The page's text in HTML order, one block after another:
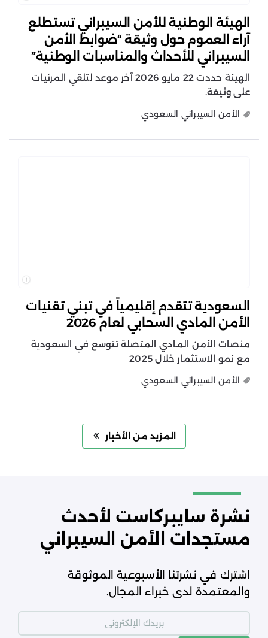
الهيئة الوطنية للأمن السيبراني تستطلع
آراء العموم حول وثيقة “ضوابط الأمن
السيبراني للأحداث والمناسبات الوطنية”
الهيئة حددت 22 مايو 2026 آخر موعد لتلقي المرئيات
على وثيقة.
الأمن السيبراني السعودي
السعودية تتقدم إقليمياً في تبني تقنيات
الأمن المادي السحابي لعام 2026
منصات الأمن المادي المتصلة تتوسع في السعودية
مع نمو الاستثمار خلال 2025
الأمن السيبراني السعودي
المزيد من الأخبار
نشرة سايبركاست لأحدث
مستجدات الأمن السيبراني
اشترك في نشرتنا الأسبوعية الموثوقة
والمعتمدة لدى خبراء المجال.